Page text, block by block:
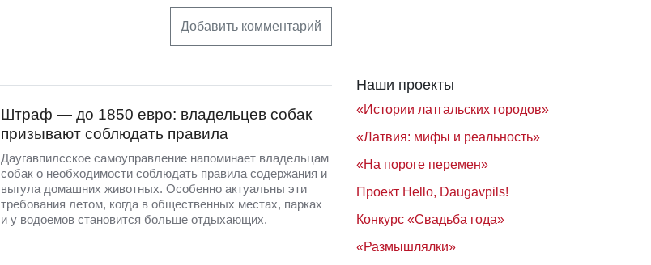
Добавить комментарий
Штраф — до 1850 евро: владельцев собак
призывают соблюдать правила
Даугавпилсское самоуправление напоминает владельцам
собак о необходимости соблюдать правила содержания и
выгула домашних животных. Особенно актуальны эти
требования летом, когда в общественных местах, парках
и у водоемов становится больше отдыхающих.
Наши проекты
«Истории латгальских городов»
«Латвия: мифы и реальность»
«На пороге перемен»
Проект Hello, Daugavpils!
Конкурс «Свадьба года»
«Размышлялки»